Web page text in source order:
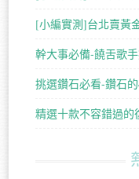
[小編實測]台北賣黃
幹大事必備-饒舌歌
挑選鑽石必看-鑽石
精選十款不容錯過的